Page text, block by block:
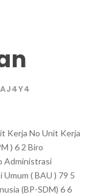
Kerja No Unit Kerja
) 6 2 Biro
Administrasi
( BAU ) 79 5
(BP-SDM) 6 6